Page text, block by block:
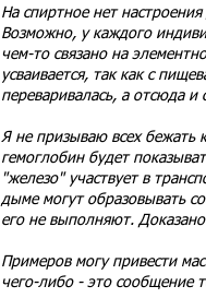
На спиртное нет
Возможно, у каждого
чем-то связано на
усваивается, так как с
переваривалась, а отсюда
Я не призываю всех бежать
гемоглобин будет
"железо" участвует в
дыме могут образовывать
его не выполняют.
Примеров могу привести
чего-либо - это сообщение